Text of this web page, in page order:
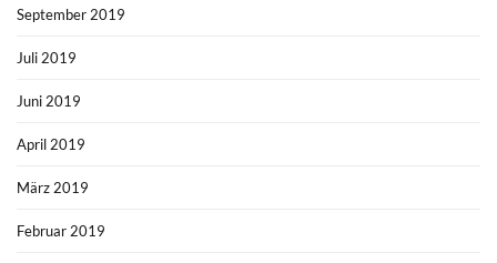
September 2019
Juli 2019
Juni 2019
April 2019
März 2019
Februar 2019